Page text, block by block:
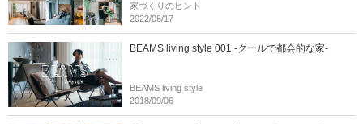
家づくりのヒント
2022/06/17
BEAMS living style 001 -クールで都会的な家-
BEAMS living style
2018/09/06